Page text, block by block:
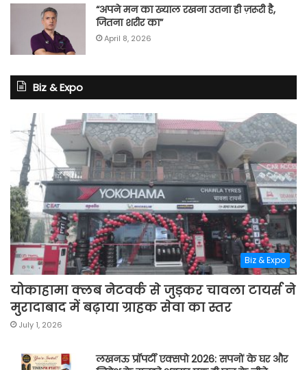
“अपने मन का ख्याल रखना उतना ही ज़रूरी है,
जितना शरीर का”
April 8, 2026
Biz & Expo
Biz & Expo
योकाहामा क्लब नेटवर्क से जुड़कर चावला टायर्स ने
मुरादाबाद में बढ़ाया ग्राहक सेवा का स्तर
July 1, 2026
लखनऊ प्रॉपर्टी एक्सपो 2026: सपनों के घर और